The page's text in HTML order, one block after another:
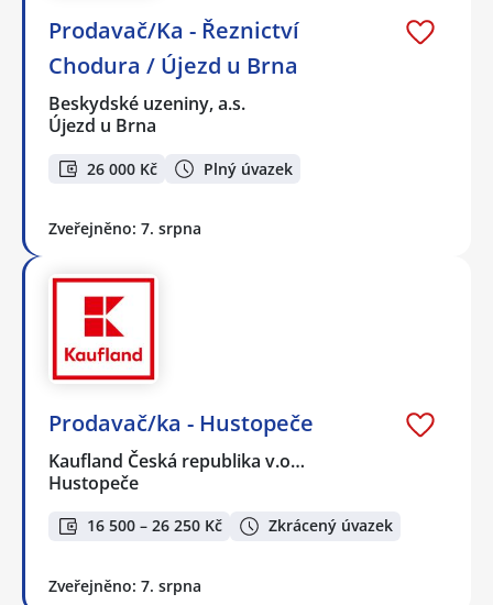
Prodavač/Ka - Řeznictví
Chodura / Újezd u Brna
Beskydské uzeniny, a.s.
Újezd u Brna
26 000 Kč Plný úvazek
Zveřejněno: 7. srpna
Prodavač/ka - Hustopeče
Kaufland Česká republika v.o…
Hustopeče
16 500 – 26 250 Kč Zkrácený úvazek
Zveřejněno: 7. srpna